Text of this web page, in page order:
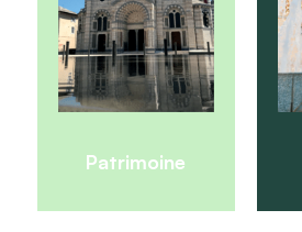
Patrimoine